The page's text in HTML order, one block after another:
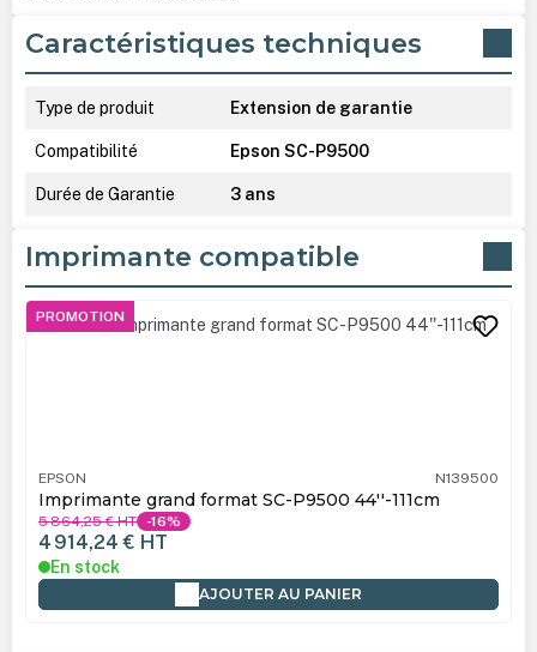
Caractéristiques techniques
Type de produit Extension de garantie
Compatibilité Epson SC-P9500
Durée de Garantie 3 ans
Imprimante compatible
Ignorer la galerie de produits
PROMOTION
EPSON N139500
Imprimante grand format SC-P9500 44''-111cm
5 864,25 €HT -16%
4 914,24 € HT
En stock
AJOUTER AU PANIER